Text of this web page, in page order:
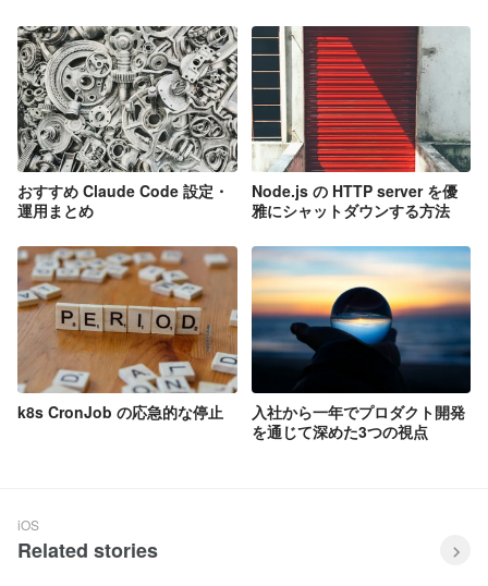
おすすめ Claude Code 設定・
運用まとめ
Node.js の HTTP server を優
雅にシャットダウンする方法
k8s CronJob の応急的な停止
入社から一年でプロダクト開発
を通じて深めた3つの視点
iOS
Related stories